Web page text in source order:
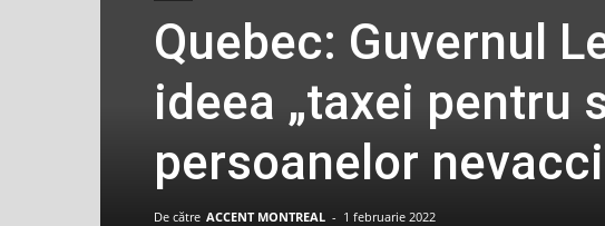
Quebec: Guvernul
ideea „taxei pentru
persoanelor
De către ACCENT MONTREAL - 1 februarie 2022